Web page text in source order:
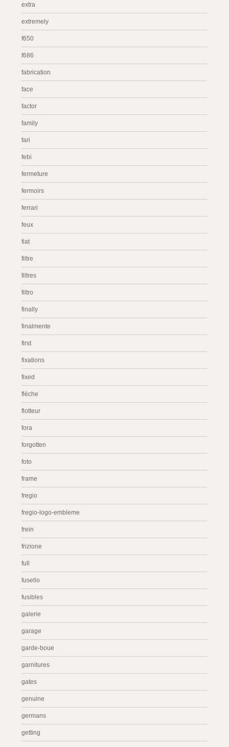
extra
extremely
f650
f686
fabrication
face
factor
family
fari
febi
fermeture
fermoirs
ferrari
feux
fiat
filtre
filtres
filtro
finally
finalmente
first
fixations
fixed
flèche
flotteur
fora
forgotten
foto
frame
fregio
fregio-logo-embleme
frein
frizione
full
fusello
fusibles
galerie
garage
garde-boue
garnitures
gates
genuine
germans
getting